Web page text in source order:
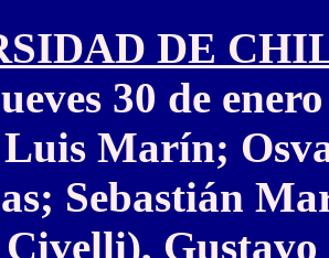
DE
30 de
Marín;
Sebastián